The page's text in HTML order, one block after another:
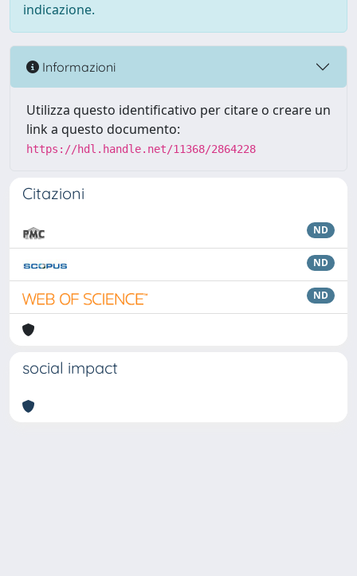
indicazione.
Informazioni
Utilizza questo identificativo per citare o creare un
link a questo documento:
https://hdl.handle.net/11368/2864228
Citazioni
ND
ND
ND
social impact